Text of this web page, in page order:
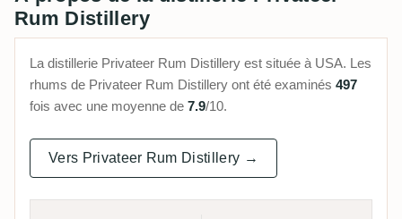
Rum Distillery
La distillerie Privateer Rum Distillery est située à USA. Les
rhums de Privateer Rum Distillery ont été examinés 497
fois avec une moyenne de 7.9/10.
Vers Privateer Rum Distillery →